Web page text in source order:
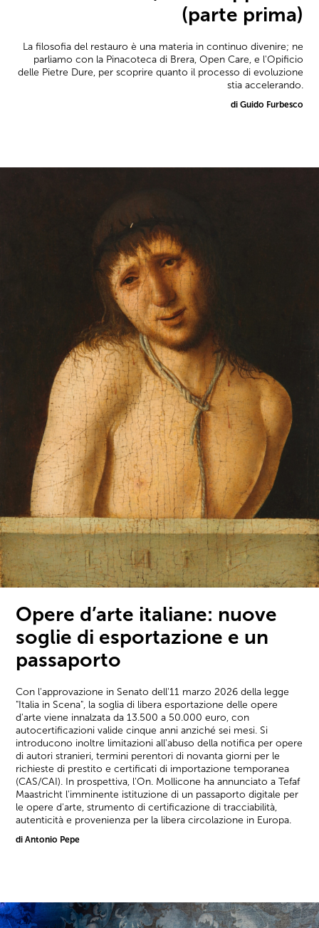
(parte prima)
La filosofia del restauro è una materia in continuo divenire; ne
parliamo con la Pinacoteca di Brera, Open Care, e l'Opificio
delle Pietre Dure, per scoprire quanto il processo di evoluzione
stia accelerando.
di Guido Furbesco
Opere d’arte italiane: nuove
soglie di esportazione e un
passaporto
Con l'approvazione in Senato dell'11 marzo 2026 della legge
"Italia in Scena", la soglia di libera esportazione delle opere
d'arte viene innalzata da 13.500 a 50.000 euro, con
autocertificazioni valide cinque anni anziché sei mesi. Si
introducono inoltre limitazioni all'abuso della notifica per opere
di autori stranieri, termini perentori di novanta giorni per le
richieste di prestito e certificati di importazione temporanea
(CAS/CAI). In prospettiva, l'On. Mollicone ha annunciato a Tefaf
Maastricht l'imminente istituzione di un passaporto digitale per
le opere d'arte, strumento di certificazione di tracciabilità,
autenticità e provenienza per la libera circolazione in Europa.
di Antonio Pepe